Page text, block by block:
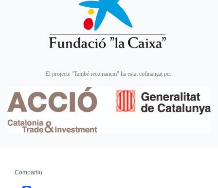
El projecte "També recomanem" ha estat cofinançat per:
Compartiu